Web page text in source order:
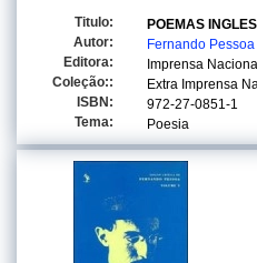
Titulo:
POEMAS
Autor:
Fernando Pessoa
Editora:
Imprensa
Coleção::
Extra Imprensa
ISBN:
972-27-0851-1
Tema:
Poesia